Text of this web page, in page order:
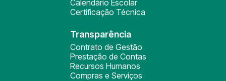
Calendário Escolar
Certificação Técnica
Transparência
Contrato de Gestão
Prestação de Contas
Recursos Humanos
Compras e Serviços